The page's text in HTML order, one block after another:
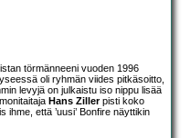
törmänneeni vuoden 1996
oli ryhmän viides pitkäsoitto,
levyjä on julkaistu iso nippu lisää
Hans Zillerpisti koko
että ’uusi’ Bonfire näyttikin